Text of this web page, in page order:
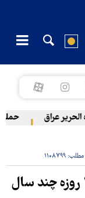
عراق حمله
مطلب:۱۱۰۸۷۹۹
توانمندی موشکی ایران در جنگ ۱۲ روزه چند سال